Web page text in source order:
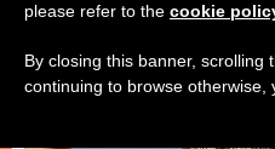
please refer to the cookie
By closing this banner, scrolling
continuing to browse otherwise,